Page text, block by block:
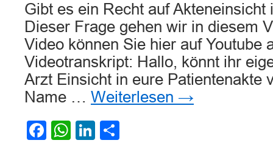
Gibt es ein Recht auf Akteneinsicht
Dieser Frage gehen wir in diesem
Video können Sie hier auf Youtube
Videotranskript: Hallo, könnt ihr
Arzt Einsicht in eure Patientenakte
Name … Weiterlesen →
Facebook
WhatsApp
LinkedIn